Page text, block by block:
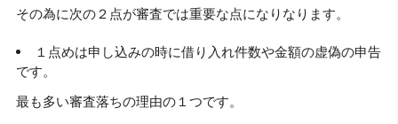
その為に次の２点が審査では重要な点になりなります。
１点めは申し込みの時に借り入れ件数や金額の虚偽の申告
です。
最も多い審査落ちの理由の１つです。